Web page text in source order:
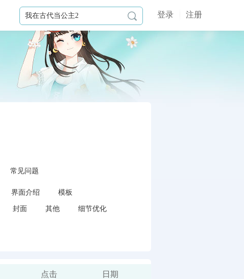
登录 注册

常见问题
界面介绍 模板
封面 其他 细节优化
点击 日期